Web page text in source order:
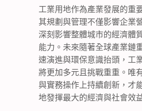
工業用地作為產業發展的重
其規劃與管理不僅影響企業
深刻影響整體城市的經濟體
能力。未來隨著全球產業鏈
速演進與環保意識抬頭，工
將更加多元且挑戰重重。唯
與實務操作上持續創新，才
地發揮最大的經濟與社會效